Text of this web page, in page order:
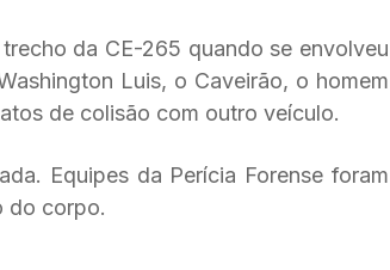
da CE-265 quando se envolveu
Luis, o Caveirão, o homem
de colisão com outro veículo.
Equipes da Perícia Forense foram
do corpo.